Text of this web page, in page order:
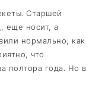
Старшей
еще носит, а
нормально, как
что
полтора года. Но в